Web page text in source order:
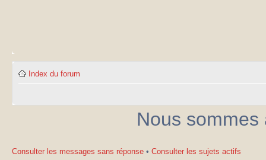
Index du forum
Nous
Consulter les messages sans réponse • Consulter les sujets actifs